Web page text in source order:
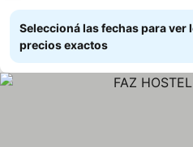
Seleccioná las fechas para ver
precios exactos